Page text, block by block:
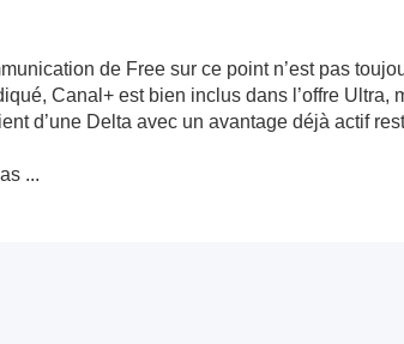
de Free sur ce point n’est pas
Canal+ est bien inclus dans l’offre Ultra,
d’une Delta avec un avantage déjà actif
...